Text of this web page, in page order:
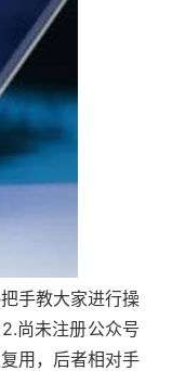
手教大家进行操
尚未注册公众号
用，后者相对手